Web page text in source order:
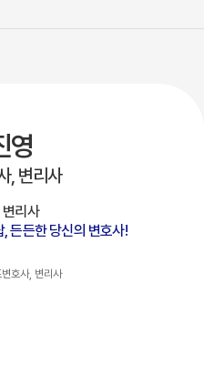
영
, 변리사
변리사
든든한 당신의 변호사!